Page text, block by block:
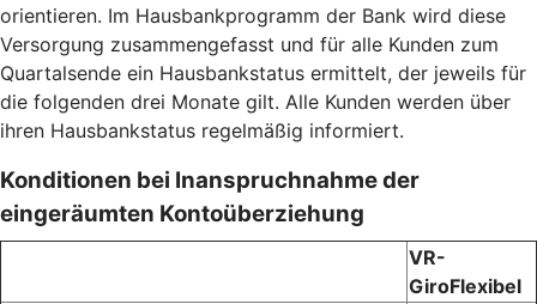
orientieren. Im Hausbankprogramm der Bank wird diese
Versorgung zusammengefasst und für alle Kunden zum
Quartalsende ein Hausbankstatus ermittelt, der jeweils für
die folgenden drei Monate gilt. Alle Kunden werden über
ihren Hausbankstatus regelmäßig informiert.
Konditionen bei Inanspruchnahme der
eingeräumten Kontoüberziehung
VR-
GiroFlexibel